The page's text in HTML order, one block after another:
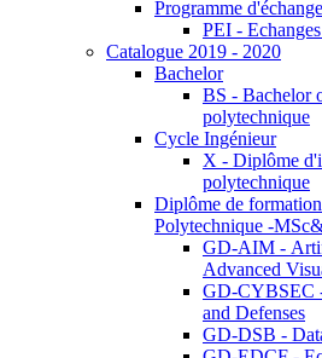
Programme d'échange
PEI -
Catalogue 2019 - 2020
Bachelor
BS - Bachelor
polytechnique
Cycle Ingénieur
X - Diplôme
polytechnique
Diplôme de
Polytechnique -
GD-AIM -
Advanced
GD-CYBSEC
and Defenses
GD-DSB -